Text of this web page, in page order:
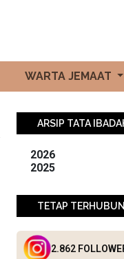
WARTA JEMAAT
ARSIP TATA
2026
2025
TETAP
2.862